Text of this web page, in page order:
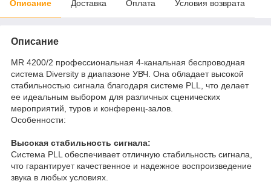
Описание Доставка Оплата Условия возврата
Описание
MR 4200/2 профессиональная 4-канальная беспроводная
система Diversity в диапазоне УВЧ. Она обладает высокой
стабильностью сигнала благодаря системе PLL, что делает
ее идеальным выбором для различных сценических
мероприятий, туров и конференц-залов.
Особенности:
Высокая стабильность сигнала:
Система PLL обеспечивает отличную стабильность сигнала,
что гарантирует качественное и надежное воспроизведение
звука в любых условиях.